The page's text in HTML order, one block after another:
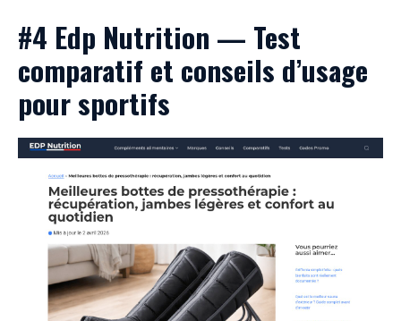
#4 Edp Nutrition — Test
comparatif et conseils d’usage
pour sportifs